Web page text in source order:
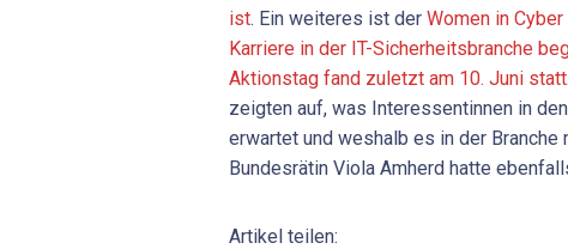
ist. Ein weiteres ist der Women in
Karriere in der IT-Sicherheitsbranche
Aktionstag fand zuletzt am 10. Juni statt
zeigten auf, was Interessentinnen in
erwartet und weshalb es in der Branche
Bundesrätin Viola Amherd hatte
Artikel teilen: